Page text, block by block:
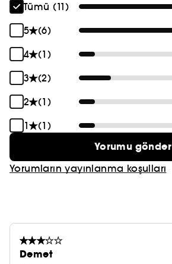
Tümü (11)
5
(6)
4
(1)
3
(2)
2
(1)
1
(1)
Yorumu gönder
Yorumların yayınlanma koşulları
Demet